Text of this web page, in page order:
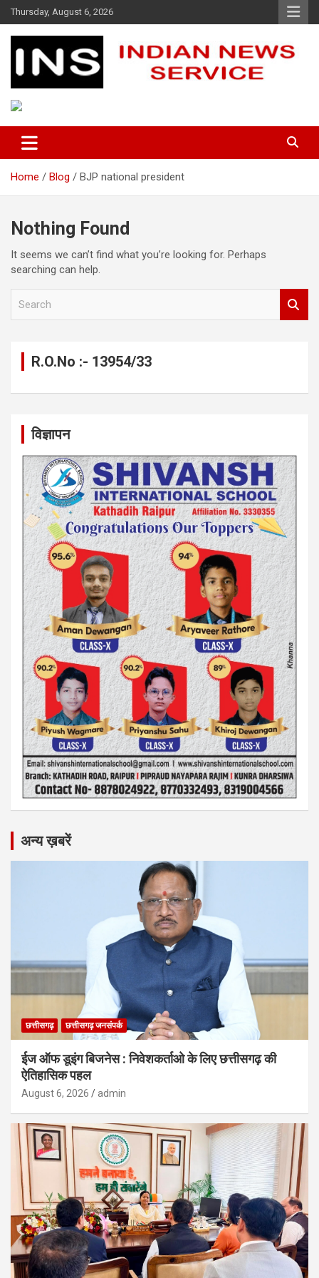
Skip
to
content
Thursday, August 6, 2026
Indian News Service
Home Blog BJP national president
Nothing Found
It seems we can’t find what you’re looking for. Perhaps
searching can help.
R.O.No :- 13954/33
विज्ञापन
अन्य ख़बरें
छत्तीसगढ़ छत्तीसगढ़ जनसंपर्क
ईज ऑफ डूइंग बिजनेस : निवेशकर्ताओ के लिए छत्तीसगढ़ की
ऐतिहासिक पहल
August 6, 2026 admin